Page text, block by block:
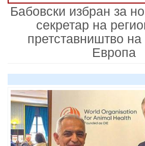
Бабовски избран за
секретар на
претставништво
Европа